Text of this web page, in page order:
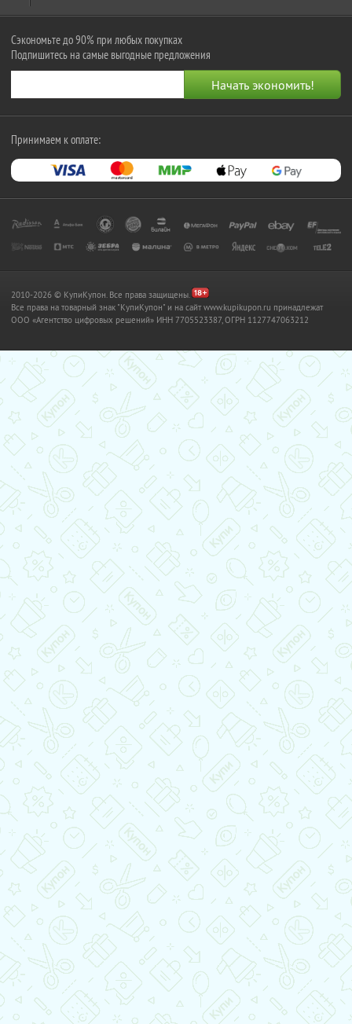
Сэкономьте до 90% при любых покупках
Подпишитесь на самые выгодные предложения
Принимаем к оплате:
2010-2026 © КупиКупон. Все права защищены.
Все права на товарный знак "КупиКупон" и на сайт www.kupikupon.ru принадлежат
OOO «Агентство цифровых решений» ИНН 7705523387, ОГРН 1127747063212